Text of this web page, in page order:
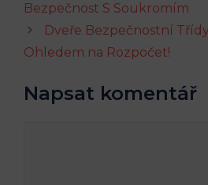
Bezpečnost S Soukromím
Dveře Bezpečnostní
Ohledem na Rozpočet!
Napsat komentář